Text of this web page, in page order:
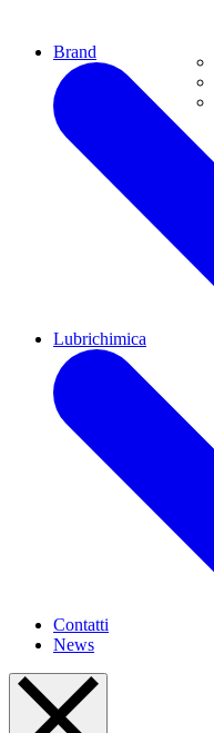
Brand
Lubrichimica
Contatti
News